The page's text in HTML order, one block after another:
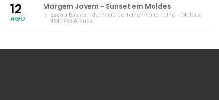
12
AGO
Margem Jovem - Sunset em Moldes
Escola Básica 1 de Ponte de Telhe, Ponte Telhe – Moldes
4540-453 Arouca